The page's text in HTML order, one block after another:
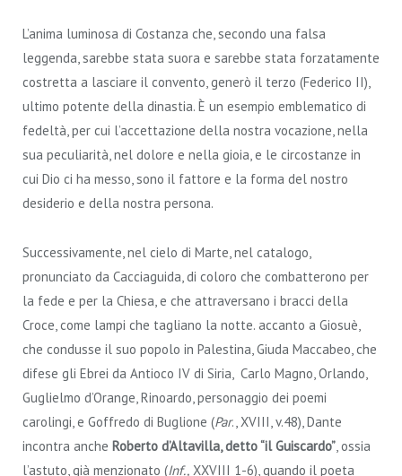
L’anima luminosa di Costanza che, secondo una falsa
leggenda, sarebbe stata suora e sarebbe stata forzatamente
costretta a lasciare il convento, generò il terzo (Federico II),
ultimo potente della dinastia. È un esempio emblematico di
fedeltà, per cui l’accettazione della nostra vocazione, nella
sua peculiarità, nel dolore e nella gioia, e le circostanze in
cui Dio ci ha messo, sono il fattore e la forma del nostro
desiderio e della nostra persona.
Successivamente, nel cielo di Marte, nel catalogo,
pronunciato da Cacciaguida, di coloro che combatterono per
la fede e per la Chiesa, e che attraversano i bracci della
Croce, come lampi che tagliano la notte. accanto a Giosuè,
che condusse il suo popolo in Palestina, Giuda Maccabeo, che
difese gli Ebrei da Antioco IV di Siria, Carlo Magno, Orlando,
Guglielmo d’Orange, Rinoardo, personaggio dei poemi
carolingi, e Goffredo di Buglione (Par., XVIII, v.48), Dante
incontra anche Roberto d’Altavilla, detto “il Guiscardo”, ossia
l’astuto, già menzionato (Inf., XXVIII 1-6), quando il poeta